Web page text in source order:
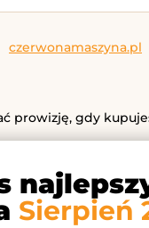
czerwonamaszyna.pl
prowizję, gdy
Sierpień